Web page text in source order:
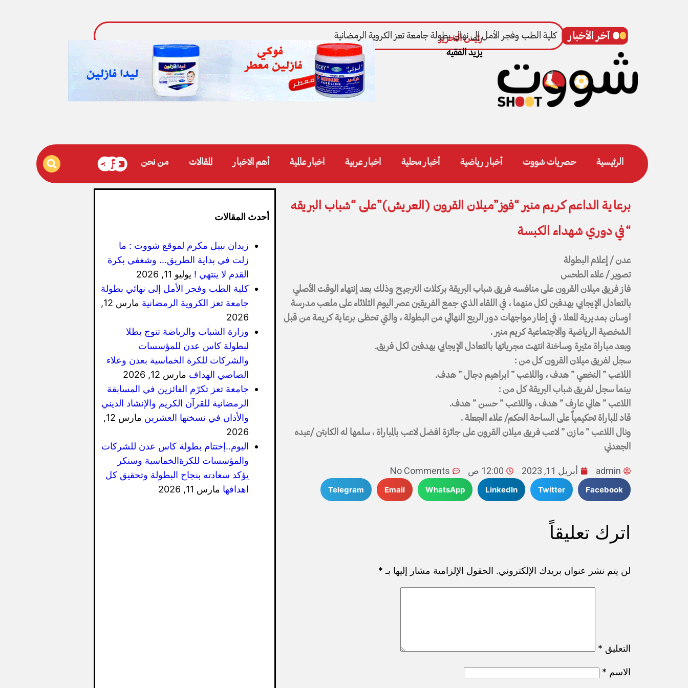
كلية الطب وفجر الأمل إلى نهائي بطولة جامعة تعز الكروية الرمضانية
رئيس التحرير
يزيد الفقيه
الرئيسية حصريات شووت أخبار رياضية أخبار محلية اخبار عربية اخبار عالمية أهم الاخبار المقالات من نحن
برعاية الداعم كريم منير “فوز”ميلان القرون (العريش)”على “شباب البريقه
“في دوري شهداء الكبسة
عدن / إعلام البطولة
تصوير / علاء الطحس
فاز فريق ميلان القرون على منافسه فريق شباب البريقة بركلات الترجيح وذلك بعد إنتهاء الوقت الأصلي
بالتعادل الإيجابي بهدفين لكل منهما ، في اللقاء الذي جمع الفريقين عصر اليوم الثلاثاء على ملعب مدرسة
اوسان بمديرية المعلا ، في إطار مواجهات دور الربع النهائي من البطولة ، والتي تحظى برعاية كريمة من قبل
الشخصية الرياضية والاجتماعية كريم منير .
وبعد مباراة مثيرة وساخنة انتهت مجرياتها بالتعادل الإيجابي بهدفين لكل فريق.
سجل لفريق ميلان القرون كل من :
اللاعب ” النخعي ” هدف ، واللاعب ” ابراهيم دجال ” هدف.
بينما سجل لفريق شباب البريقة كل من :
اللاعب ” هاني عارف ” هدف ، واللاعب ” حسن ” هدف.
قاد المباراة تحكيمياً على الساحة الحكم/ علاء الجعلة .
ونال اللاعب ” مازن ” لاعب فريق ميلان القرون على جائزة افضل لاعب بالمباراة ، سلمها له الكابتن /عبده
الجعدني
admin أبريل 11, 2023 12:00 ص No Comments
Facebook
Twitter
LinkedIn
WhatsApp
Email
Telegram
اترك تعليقاً
لن يتم نشر عنوان بريدك الإلكتروني. الحقول الإلزامية مشار إليها بـ *
التعليق *
الاسم *
أحدث المقالات
زيدان نبيل مكرم لموقع شووت : ما
زلت في بداية الطريق… وشغفي بكرة
القدم لا ينتهي ! يوليو 11, 2026
كلية الطب وفجر الأمل إلى نهائي بطولة
جامعة تعز الكروية الرمضانية
مارس 12,
2026
وزارة الشباب والرياضة تتوج بطلا
لبطولة كاس عدن للمؤسسات
والشركات للكرة الخماسية بعدن وعلاء
الصاصي الهداف مارس 12, 2026
جامعة تعز تكرّم الفائزين في المسابقة
الرمضانية للقرآن الكريم والإنشاد الديني
والأذان في نسختها العشرين
مارس 12,
2026
اليوم..إختتام بطولة كاس عدن للشركات
والمؤسسات للكرةالخماسية وسنكر
يؤكد سعادته بنجاح البطولة وتحقيق كل
اهدافها مارس 11, 2026